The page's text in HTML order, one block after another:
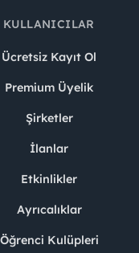
KULLANICILAR
Ücretsiz Kayıt Ol
Premium Üyelik
Şirketler
İlanlar
Etkinlikler
Ayrıcalıklar
Öğrenci Kulüpleri